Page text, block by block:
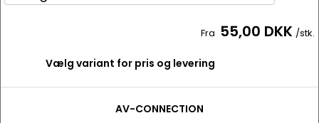
Fra 55,00 DKK /stk.
Vælg variant for pris og levering
AV-CONNECTION